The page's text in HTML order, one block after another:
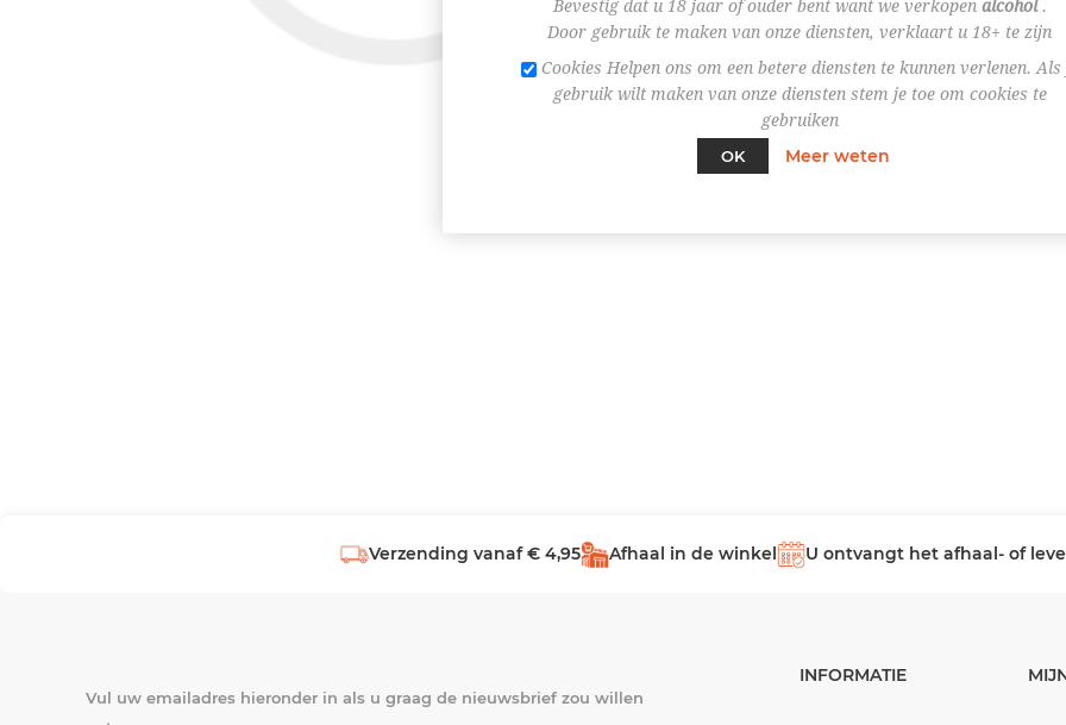
Verzending vanaf € 4,95 Afhaal in de winkel U ontvangt het afhaal- of
Vul uw emailadres hieronder in als u graag de nieuwsbrief zou willen
INFORMATIE
Bevestig dat u 18 jaar of ouder bent want we verkopen alcohol.
Door gebruik te maken van onze diensten, verklaart u 18+ te zijn
Cookies Helpen ons om een betere diensten te kunnen verlenen. Als
gebruik wilt maken van onze diensten stem je toe om cookies te
gebruiken
OK
Meer weten